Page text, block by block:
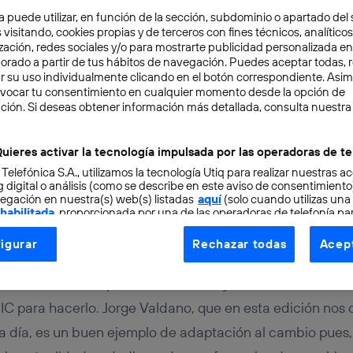
TIC para este
un mes idóneo para reinventarse, y el número de
para hacerlo. Jorge Valdano, que en esta edición nos
día, es un buen ejemplo de adaptación al cambio
puede utilizar, en función de la sección, subdominio o apartado del
visitando, cookies propias y de terceros con fines técnicos,
redes sociales y/o para mostrarte publicidad personalizada
a partir de tus hábitos de navegación. Puedes aceptar todas,
su uso individualmente clicando en el botón correspondiente.
tu consentimiento en cualquier momento desde la opción de
Si deseas obtener información más detallada, consulta nuestra
activar la tecnología impulsada por las operadoras de
S.A., utilizamos la tecnología Utiq para realizar nuestras
digital o análisis (como se describe en este aviso de
en nuestra(s) web(s) listadas aquí(solo cuando utilizas una
, proporcionada por una de las operadoras de telefonía
consentimiento en cada página web).
Utiq está diseñada con la privacidad como prioridad
la conexión que utilizas (p. ej., número de teléfono móvil).
se asigna a la conexión de internet, por lo que cualquier
dispositivo y consienta el uso de la tecnología recibirá el mismo
Rechazar todas